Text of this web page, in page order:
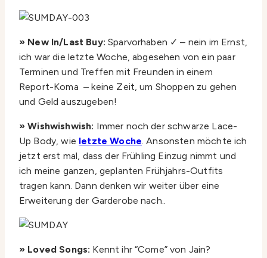
» New In/Last Buy:Sparvorhaben ✓ – nein im Ernst,
ich war die letzte Woche, abgesehen von ein paar
Terminen und Treffen mit Freunden in einem
Report-Koma – keine Zeit, um Shoppen zu gehen
und Geld auszugeben!
» Wishwishwish: Immer noch der schwarze Lace-
Up Body, wie letzte Woche. Ansonsten möchte ich
jetzt erst mal, dass der Frühling Einzug nimmt und
ich meine ganzen, geplanten Frühjahrs-Outfits
tragen kann. Dann denken wir weiter über eine
Erweiterung der Garderobe nach..
» Loved Songs: Kennt ihr “Come” von Jain?